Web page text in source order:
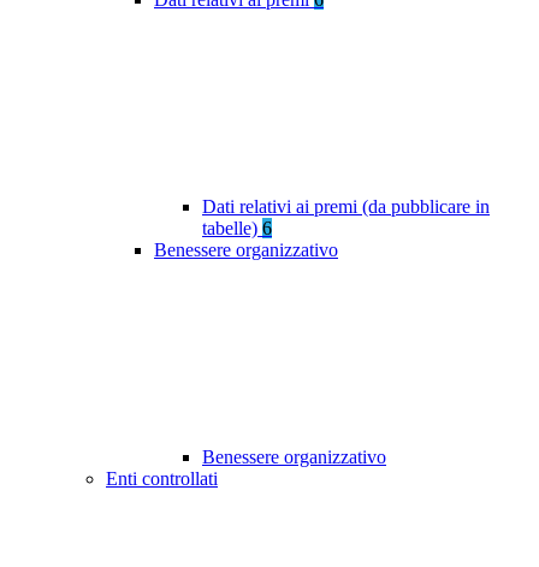
Dati relativi ai premi (da pubblicare in
tabelle) 6
Benessere organizzativo
Benessere organizzativo
Enti controllati